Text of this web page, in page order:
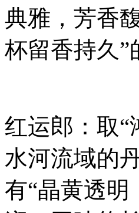
典雅，芳香
杯留香持久”
红运郎：取“
水河流域的
有“晶黄透